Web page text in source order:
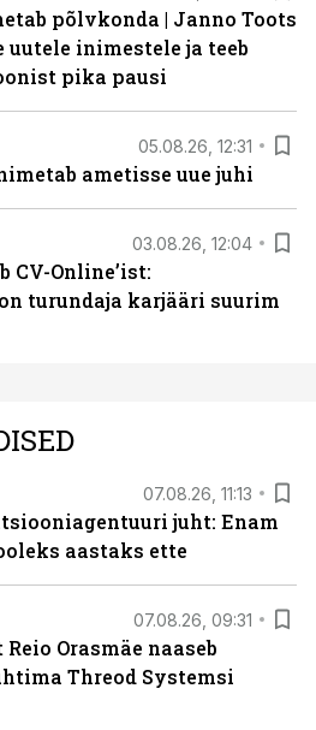
põlvkonda | Janno Toots
uutele inimestele ja teeb
pika pausi
05.08.26, 12:31
ametisse uue juhi
03.08.26, 12:04
CV-Online’ist:
turundaja karjääri suurim
07.08.26, 11:13
juht: Enam
aastaks ette
07.08.26, 09:31
Orasmäe naaseb
Threod Systemsi